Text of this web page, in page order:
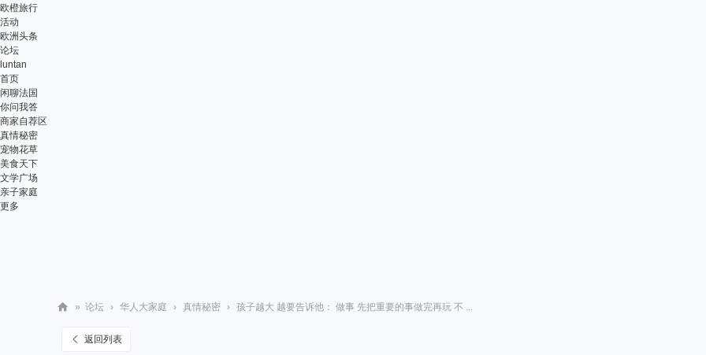
欧橙旅行
活动
欧洲头条
论坛
luntan
首页
闲聊法国
你问我答
商家自荐区
真情秘密
宠物花草
美食天下
文学广场
亲子家庭
更多
» 论坛 › 华人大家庭 › 真情秘密 › 孩子越大 越要告诉他： ​做事 先把重要的事做完再玩 不 ...
返回列表